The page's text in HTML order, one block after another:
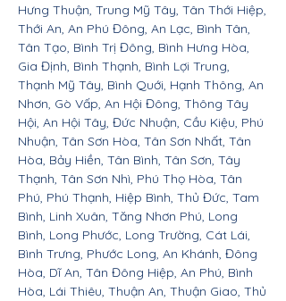
Hưng Thuận, Trung Mỹ Tây, Tân Thới Hiệp,
Thới An, An Phú Đông, An Lạc, Bình Tân,
Tân Tạo, Bình Trị Đông, Bình Hưng Hòa,
Gia Định, Bình Thạnh, Bình Lợi Trung,
Thạnh Mỹ Tây, Bình Quới, Hạnh Thông, An
Nhơn, Gò Vấp, An Hội Đông, Thông Tây
Hội, An Hội Tây, Đức Nhuận, Cầu Kiệu, Phú
Nhuận, Tân Sơn Hòa, Tân Sơn Nhất, Tân
Hòa, Bảy Hiền, Tân Bình, Tân Sơn, Tây
Thạnh, Tân Sơn Nhì, Phú Thọ Hòa, Tân
Phú, Phú Thạnh, Hiệp Bình, Thủ Đức, Tam
Bình, Linh Xuân, Tăng Nhơn Phú, Long
Bình, Long Phước, Long Trường, Cát Lái,
Bình Trưng, Phước Long, An Khánh, Đông
Hòa, Dĩ An, Tân Đông Hiệp, An Phú, Bình
Hòa, Lái Thiêu, Thuận An, Thuận Giao, Thủ